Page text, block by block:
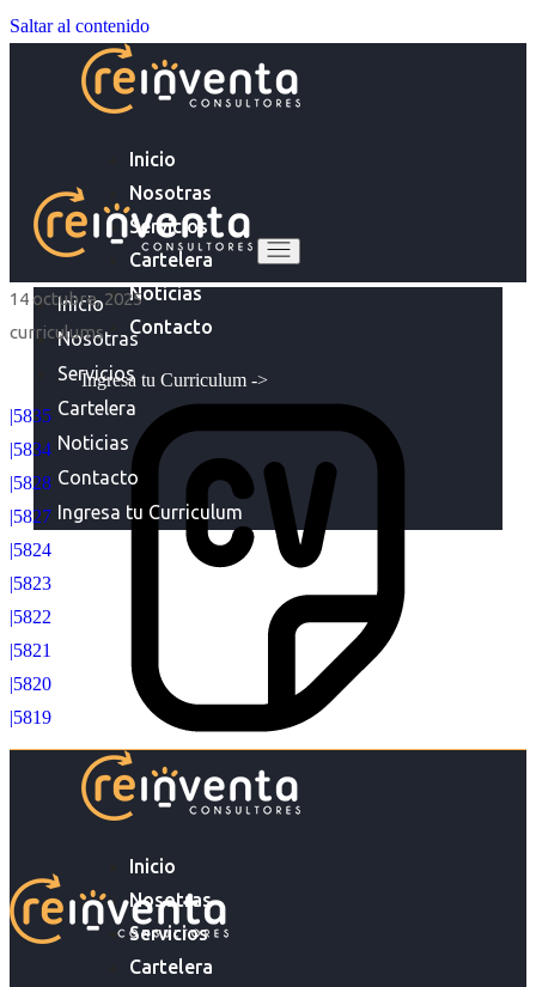
Saltar al contenido
Inicio
Nosotras
Servicios
Cartelera
Noticias
Contacto
Ingresa tu Curriculum ->
Inicio
Nosotras
Servicios
Cartelera
Inicio
Nosotras
Servicios
Cartelera
Noticias
Contacto
Ingresa tu Curriculum
14 octubre, 2025
curriculums
|5835
|5834
|5828
|5827
|5824
|5823
|5822
|5821
|5820
|5819